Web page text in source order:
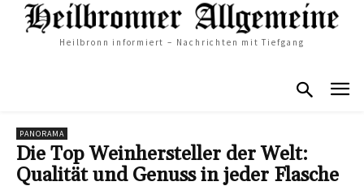
Heilbronn informiert – Nachrichten mit Tiefgang
PANORAMA
Die Top Weinhersteller der Welt:
Qualität und Genuss in jeder Flasche